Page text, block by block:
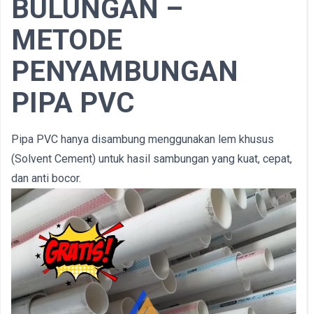
BULUNGAN –
METODE
PENYAMBUNGAN
PIPA PVC
Pipa PVC hanya disambung menggunakan lem khusus
(Solvent Cement) untuk hasil sambungan yang kuat, cepat,
dan anti bocor.